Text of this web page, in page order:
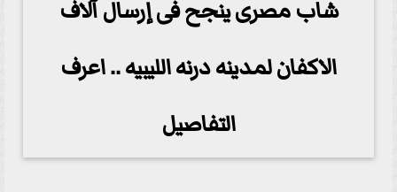
شاب مصرى ينجح فى إرسال آلاف
الاكفان لمدينه درنه الليبيه .. اعرف
التفاصيل